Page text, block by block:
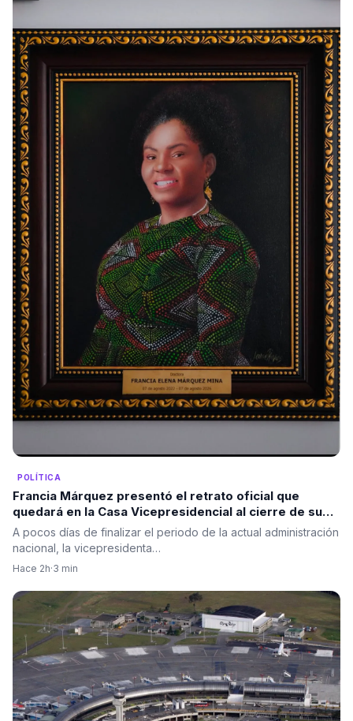
POLÍTICA
Francia Márquez presentó el retrato oficial que
quedará en la Casa Vicepresidencial al cierre de su
mandato
A pocos días de finalizar el periodo de la actual administración
nacional, la vicepresidenta…
Hace 2h·3 min